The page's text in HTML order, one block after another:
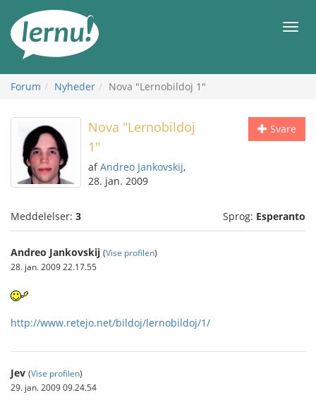
indholdet
Forum Nyheder Nova "Lernobildoj 1"
Svare
Nova "Lernobildoj
1"
afAndreo Jankovskij,
28. jan. 2009
Meddelelser: 3 Sprog: Esperanto
Andreo Jankovskij (Vise profilen)
28. jan. 2009 22.17.55
http://www.retejo.net/bildoj/lernobildoj/1/
Jev (Vise profilen)
29. jan. 2009 09.24.54